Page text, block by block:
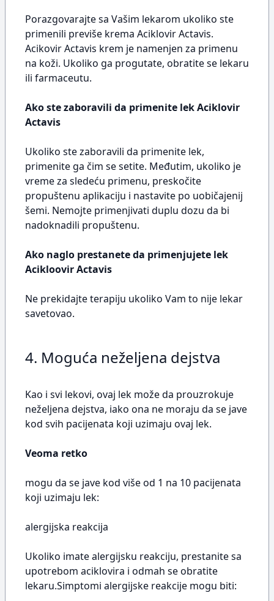
Porazgovarajte sa Vašim lekarom ukoliko ste
primenili previše krema Aciklovir Actavis.
Acikovir Actavis krem je namenjen za primenu
na koži. Ukoliko ga progutate, obratite se lekaru
ili farmaceutu.
Ako ste zaboravili da primenite lek Aciklovir
Actavis
Ukoliko ste zaboravili da primenite lek,
primenite ga čim se setite. Međutim, ukoliko je
vreme za sledeću primenu, preskočite
propuštenu aplikaciju i nastavite po uobičajenij
šemi. Nemojte primenjivati duplu dozu da bi
nadoknadili propuštenu.
Ako naglo prestanete da primenjujete lek
Acikloovir Actavis
Ne prekidajte terapiju ukoliko Vam to nije lekar
savetovao.
4. Moguća neželjena dejstva
Kao i svi lekovi, ovaj lek može da prouzrokuje
neželjena dejstva, iako ona ne moraju da se jave
kod svih pacijenata koji uzimaju ovaj lek.
Veoma retko
mogu da se jave kod više od 1 na 10 pacijenata
koji uzimaju lek:
alergijska reakcija
Ukoliko imate alergijsku reakciju, prestanite sa
upotrebom aciklovira i odmah se obratite
lekaru.Simptomi alergijske reakcije mogu biti: